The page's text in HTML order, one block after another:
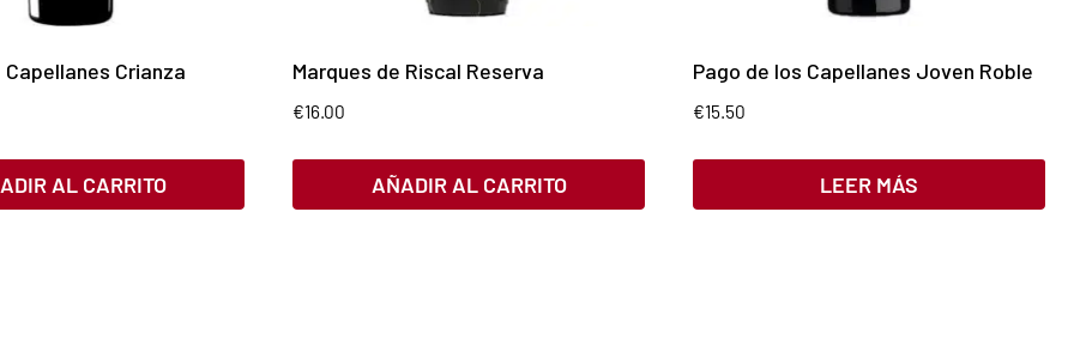
Crianza
AL CARRITO
Marques de Riscal Reserva
€16.00
AÑADIR AL CARRITO
Pago de los Capellanes Joven Roble
€15.50
LEER MÁS